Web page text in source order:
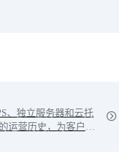
、独立服务器和云托
运营历史，为客户提